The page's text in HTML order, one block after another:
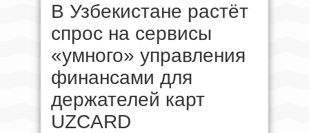
В Узбекистане растёт
спрос на сервисы
«умного» управления
финансами для
держателей карт
UZCARD